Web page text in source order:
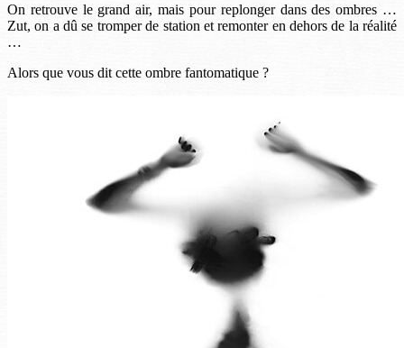
On retrouve le grand air, mais pour replonger dans des ombres …
Zut, on a dû se tromper de station et remonter en dehors de la réalité
…
Alors que vous dit cette ombre fantomatique ?